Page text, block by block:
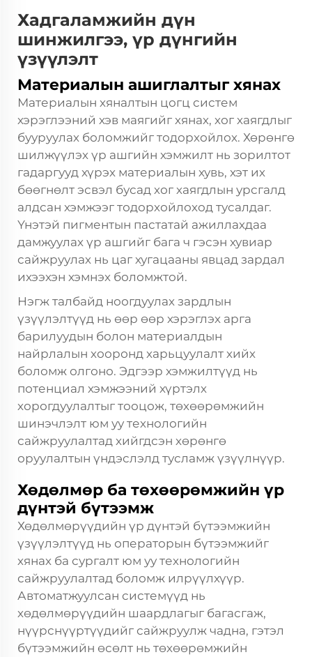
Хадгаламжийн дүн
шинжилгээ, үр дүнгийн
үзүүлэлт
Материалын ашиглалтыг хянах
Материалын хяналтын цогц систем
хэрэглээний хэв маягийг хянах, хог хаягдлыг
бууруулах боломжийг тодорхойлох. Хөрөнгө
шилжүүлэх үр ашгийн хэмжилт нь зорилтот
гадаргууд хүрэх материалын хувь, хэт их
бөөгнөлт эсвэл бусад хог хаягдлын урсгалд
алдсан хэмжээг тодорхойлоход тусалдаг.
Үнэтэй пигментын пастатай ажиллахдаа
дамжуулах үр ашгийг бага ч гэсэн хувиар
сайжруулах нь цаг хугацааны явцад зардал
ихээхэн хэмнэх боломжтой.
Нэгж талбайд ноогдуулах зардлын
үзүүлэлтүүд нь өөр өөр хэрэглэх арга
барилуудын болон материалдын
найрлалын хооронд харьцуулалт хийх
боломж олгоно. Эдгээр хэмжилтүүд нь
потенциал хэмжээний хүртэлх
хорогдуулалтыг тооцож, төхөөрөмжийн
шинэчлэлт юм уу технологийн
сайжруулалтад хийгдсэн хөрөнгө
оруулалтын үндэслэлд тусламж үзүүлнүүр.
Хөдөлмөр ба төхөөрөмжийн үр
дүнтэй бүтээмж
Хөдөлмөрүүдийн үр дүнтэй бүтээмжийн
үзүүлэлтүүд нь операторын бүтээмжийг
хянах ба сургалт юм уу технологийн
сайжруулалтад боломж илрүүлхүүр.
Автоматжуулсан системүүд нь
хөдөлмөрүүдийн шаардлагыг багасгаж,
нүүрснүүртүүдийг сайжруулж чадна, гэтэл
бүтээмжийн өсөлт нь төхөөрөмжийн